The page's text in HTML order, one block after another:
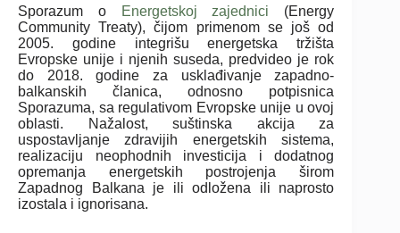
Sporazum o Energetskoj zajednici (Energy
Community Treaty), čijom primenom se još od
2005. godine integrišu energetska tržišta
Evropske unije i njenih suseda, predvideo je rok
do 2018. godine za usklađivanje zapadno-
balkanskih članica, odnosno potpisnica
Sporazuma, sa regulativom Evropske unije u ovoj
oblasti. Nažalost, suštinska akcija za
uspostavljanje zdravijih energetskih sistema,
realizaciju neophodnih investicija i dodatnog
opremanja energetskih postrojenja širom
Zapadnog Balkana je ili odložena ili naprosto
izostala i ignorisana.